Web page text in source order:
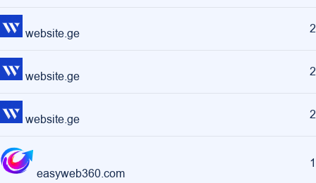
website.ge 2
website.ge 2
website.ge 2
easyweb360.com
1